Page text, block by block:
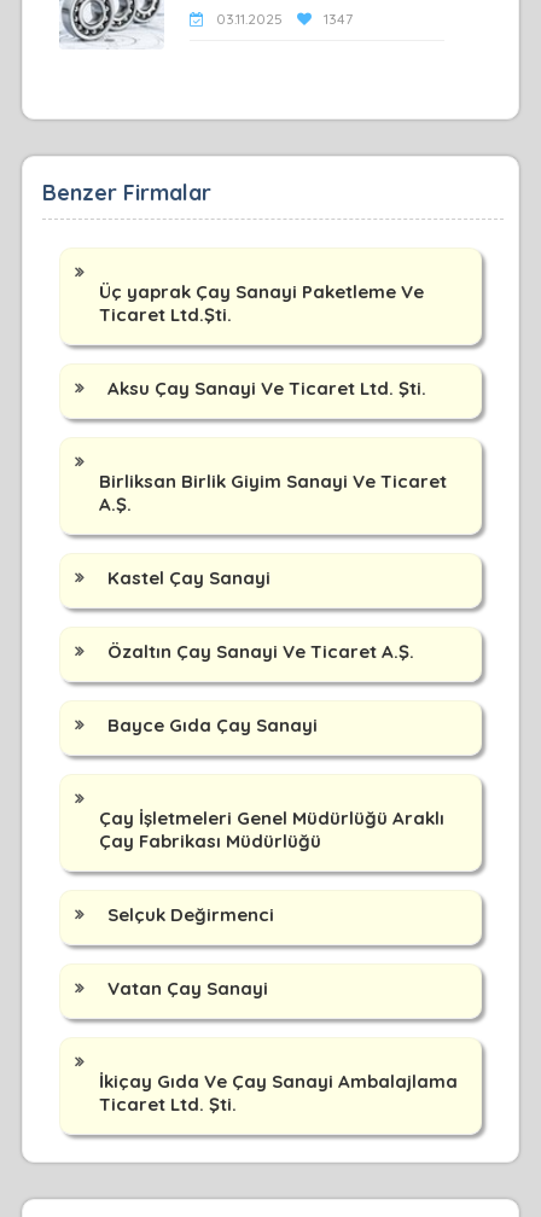
03.11.2025 1347
Benzer Firmalar
Üç yaprak Çay Sanayi Paketleme Ve
Ticaret Ltd.Şti.
Aksu Çay Sanayi Ve Ticaret Ltd. Şti.
Birliksan Birlik Giyim Sanayi Ve Ticaret
A.Ş.
Kastel Çay Sanayi
Özaltın Çay Sanayi Ve Ticaret A.Ş.
Bayce Gıda Çay Sanayi
Çay İşletmeleri Genel Müdürlüğü Araklı
Çay Fabrikası Müdürlüğü
Selçuk Değirmenci
Vatan Çay Sanayi
İkiçay Gıda Ve Çay Sanayi Ambalajlama
Ticaret Ltd. Şti.